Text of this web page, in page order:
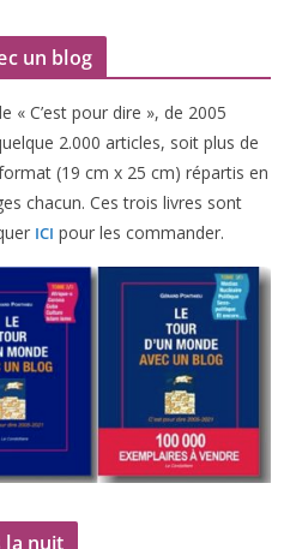
un blog
« C’est pour dire », de 2005
2.000 articles, soit plus de
(19 cm x 25 cm) répar­tis en
cha­cun. Ces trois livres sont
ICI pour les commander.
la nuit